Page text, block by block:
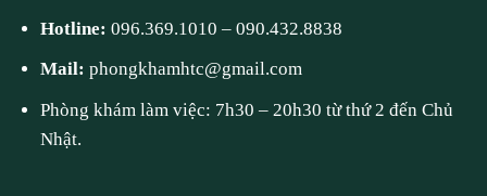
Hotline:096.369.1010 –090.432.8838
Mail:phongkhamhtc@gmail.com
Phòng khám làm việc: 7h30 – 20h30 từ thứ 2 đến Chủ
Nhật.